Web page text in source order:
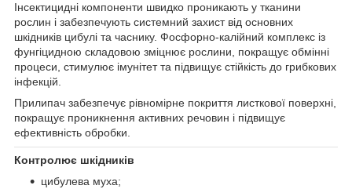
Інсектицидні компоненти швидко проникають у тканини
рослин і забезпечують системний захист від основних
шкідників цибулі та часнику. Фосфорно-калійний комплекс із
фунгіцидною складовою зміцнює рослини, покращує обмінні
процеси, стимулює імунітет та підвищує стійкість до грибкових
інфекцій.
Прилипач забезпечує рівномірне покриття листкової поверхні,
покращує проникнення активних речовин і підвищує
ефективність обробки.
Контролює шкідників
цибулева муха;